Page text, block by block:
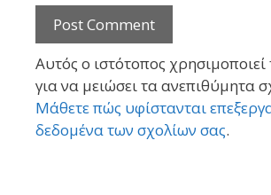
Αυτός ο ιστότοπος
για να μειώσει τα ανεπιθύμητα
Μάθετε πώς υφίστανται
δεδομένα των σχολίων σας.